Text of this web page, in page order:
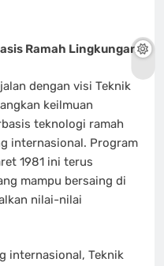
Ramah Lingkungan
dengan visi Teknik
keilmuan
teknologi ramah
internasional. Program
1981 ini terus
mampu bersaing di
nilai-nilai
internasional, Teknik